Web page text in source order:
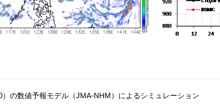
）の数値予報モデル（JMA-NHM）によるシミュレーション